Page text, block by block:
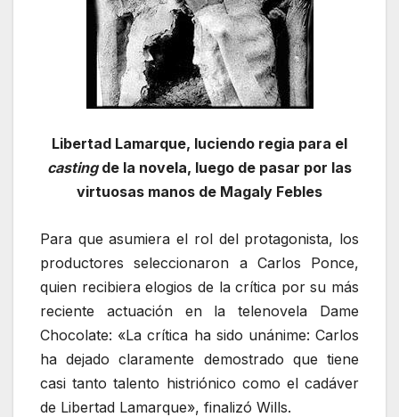
Libertad Lamarque, luciendo regia para el
castingde la novela, luego de pasar por las
virtuosas manos de Magaly Febles
Para que asumiera el rol del protagonista, los
productores seleccionaron a Carlos Ponce,
quien recibiera elogios de la crítica por su más
reciente actuación en la telenovela Dame
Chocolate: «La crítica ha sido unánime: Carlos
ha dejado claramente demostrado que tiene
casi tanto talento histriónico como el cadáver
de Libertad Lamarque», finalizó Wills.